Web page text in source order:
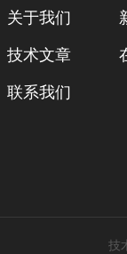
关于我们
技术文章
联系我们
技